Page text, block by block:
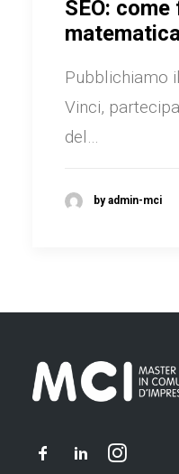
SEO:
Pubblichiamo
Vinci,
del…
by admin-mci